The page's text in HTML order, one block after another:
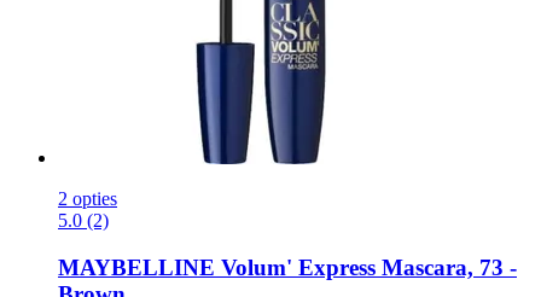
2 opties
5.0 (2)
MAYBELLINE Volum' Express Mascara, 73 -​